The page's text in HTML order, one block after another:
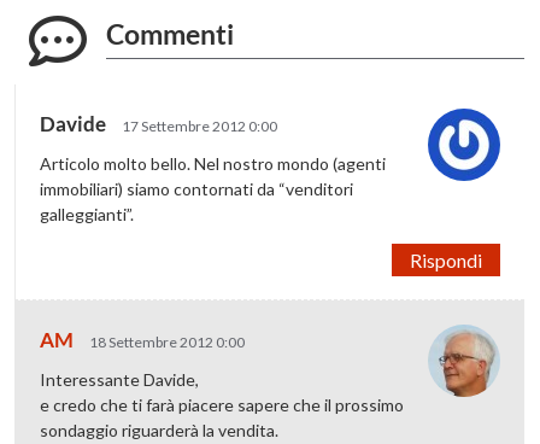
Commenti
Davide 17 Settembre 2012 0:00
Articolo molto bello. Nel nostro mondo (agenti
immobiliari) siamo contornati da “venditori
galleggianti”.
Rispondi
AM 18 Settembre 2012 0:00
Interessante Davide,
e credo che ti farà piacere sapere che il prossimo
sondaggio riguarderà la vendita.